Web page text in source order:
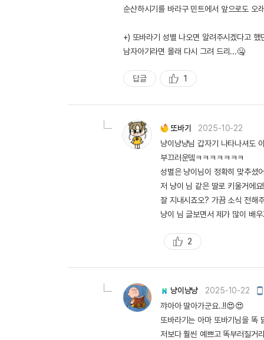
순산하시기를 바라구 민트에서 앞으로도 오
+) 또바라기 성별 나오면 알려주시겠다고 했
남자아기라면 몰래 다시 그려 드리...🤐
답글
추
천
1
또바기
2025-10-22
냥이냥냥님 갑자기 나타나셔도
부끄러운뎈ㅋㅋㅋㅋㅋㅋㅋ
성별은 냥이님이 정확히 맞추셨
저 냥이 님 같은 딸로 키울거에
잘 지내시죠오? 가끔 소식 전해
냥이 님 글보면서 제가 많이 배
추
2
냥이냥냥 2025-10-22
모
작
성
꺄아아 딸아가군요..!!😍😍
또바라기는 아마 또바기님을 똑
저보다 훨씬 예쁘고 똑부러질거